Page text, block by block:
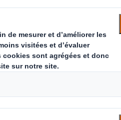
et inspire la nouvelle
favorisant un
à des décisions plus
est essentiel pour